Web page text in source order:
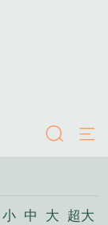
小 中 大 超大